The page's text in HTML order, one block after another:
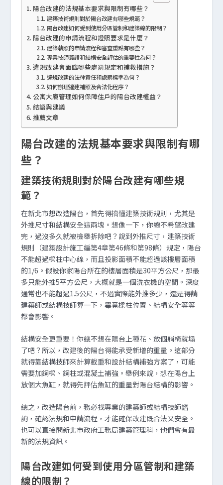
陽台改建的法規基本要求與限制有哪些？
建築技術規則對於陽台改建有哪些規範？
陽台改建如何受到使用分區管制和建築線的限制？
陽台改建的申請流程和證照要求是什麼？
建築執照的申請流程和審查重點有哪些？
專業技師簽證和結構安全評估的重要性為何？
違規改建會面臨哪些處罰規定和補救措施？
違規改建的法律責任和處罰標準為何？
如何辦理違建補照及合法化程序？
公寓大廈管理如何保障住戶的陽台改建權益？
結語與建議
推薦文章
陽台改建的法規基本要求與限制有哪
些？
建築技術規則對於陽台改建有哪些規
範？
在新北市想改造陽台，首先得搞懂建築技術規則，尤其是
外推尺寸和結構安全這兩塊。想像一下，你總不希望改建
完，過沒多久就被檢舉拆除吧？說到外推尺寸，建築技術
規則（建築設計施工編第4章第46條和第98條）規定，陽台
不能超過樑柱中心線，而且投影面積不能超過該樓層面積
的1/6。假設你家陽台所在的樓層面積是30平方公尺，那最
多只能外推5平方公尺，大概就是一個洗衣機的空間。深度
通常也不能超過1.5公尺，不過實際能外推多少，還是得請
建築師或結構技師算一下，畢竟樑柱位置、結構安全等等
都會影響。
結構安全更重要！你總不想在陽台上種花、放個躺椅就塌
了吧？所以，改建後的陽台得能承受新增的重量。這部分
就得靠結構技師來計算載重和設計結構補強方案了，可能
需要加鋼樑、鋼柱或混凝土補強。舉例來說，想在陽台上
放個大魚缸，就得先評估魚缸的重量對陽台結構的影響。
總之，改造陽台前，務必找專業的建築師或結構技師諮
詢，確認法規和申請流程，才能確保改建既合法又安全。
也可以直接問新北市政府工務局建築管理科，他們會有最
新的法規資訊。
陽台改建如何受到使用分區管制和建築
線的限制？